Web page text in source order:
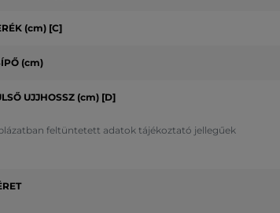
feltüntetett adatok tájékoztató jellegűek
(cm) [C]
(cm)
UJJHOSSZ (cm) [D]